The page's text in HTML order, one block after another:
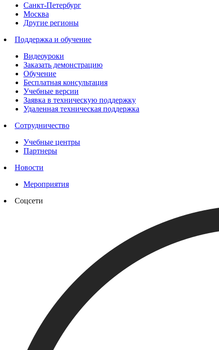
Санкт-Петербург
Москва
Другие регионы
Поддержка и обучение
Видеоуроки
Заказать демонстрацию
Обучение
Бесплатная консультация
Учебные версии
Заявка в техническую поддержку
Удаленная техническая поддержка
Сотрудничество
Учебные центры
Партнеры
Новости
Мероприятия
Соцсети